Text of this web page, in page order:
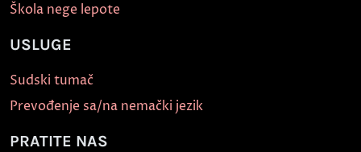
Škola nege lepote
USLUGE
Sudski tumač
Prevođenje sa/na nemački jezik
PRATITE NAS